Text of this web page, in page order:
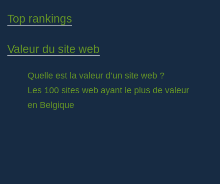
Top rankings
Valeur du site web
Quelle est la valeur d’un site web ?
Les 100 sites web ayant le plus de valeur
en Belgique